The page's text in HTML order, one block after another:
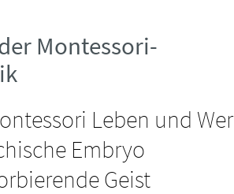
Montessori-
Leben und
Embryo
Geist